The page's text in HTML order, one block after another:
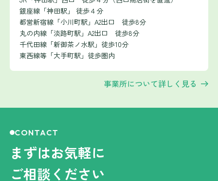
銀座線「神田駅」 徒歩４分
都営新宿線「小川町駅」A2出口 徒歩8分
丸の内線「淡路町駅」A2出口 徒歩8分
千代田線「新御茶ノ水駅」徒歩10分
東西線等「大手町駅」徒歩圏内
事業所について詳しく見る
CONTACT
まずはお気軽に
ご相談ください